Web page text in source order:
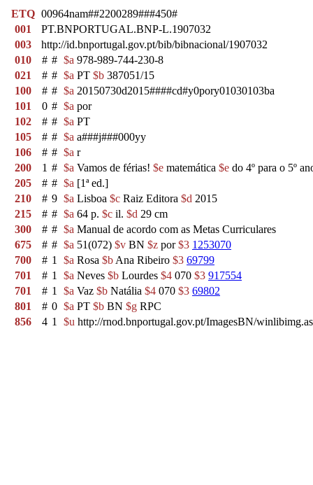
ETQ 00964nam##2200289###450#
001
PT.BNPORTUGAL.BNP-L.1907032
003
http://id.bnportugal.gov.pt/bib/bibnacional/1907032
010
# # $a 978-989-744-230-8
021
# # $a PT $b 387051/15
100
# # $a 20150730d2015####cd#y0pory01030103ba
101
0 # $a por
102
# # $a PT
105
# # $a a###j###000yy
106
# # $a r
200
1 # $a Vamos de férias! $e matemática $e do 4º para o 5º
205
# # $a [1ª ed.]
210
# 9 $a Lisboa $c Raiz Editora $d 2015
215
# # $a 64 p. $c il. $d 29 cm
300
# # $a Manual de acordo com as Metas Curriculares
675
# # $a 51(072) $v BN $z por$3 1253070
700
# 1 $a Rosa $b Ana Ribeiro $3 69799
701
# 1 $a Neves $b Lourdes $4 070 $3 917554
701
# 1 $a Vaz $b Natália $4 070 $3 69802
801
# 0 $a PT $b BN $g RPC
856
4 1 $u http://rnod.bnportugal.gov.pt/ImagesBN/